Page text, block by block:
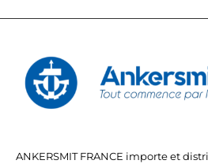
ANKERSMIT FRANCE importe et